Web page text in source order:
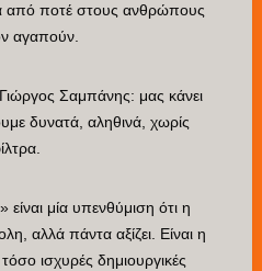
από ποτέ στους ανθρώπους
αγαπούν.
Σαμπάνης: μας κάνει
δυνατά, αληθινά, χωρίς
μία υπενθύμιση ότι η
αλλά πάντα αξίζει. Είναι η
ισχυρές δημιουργικές